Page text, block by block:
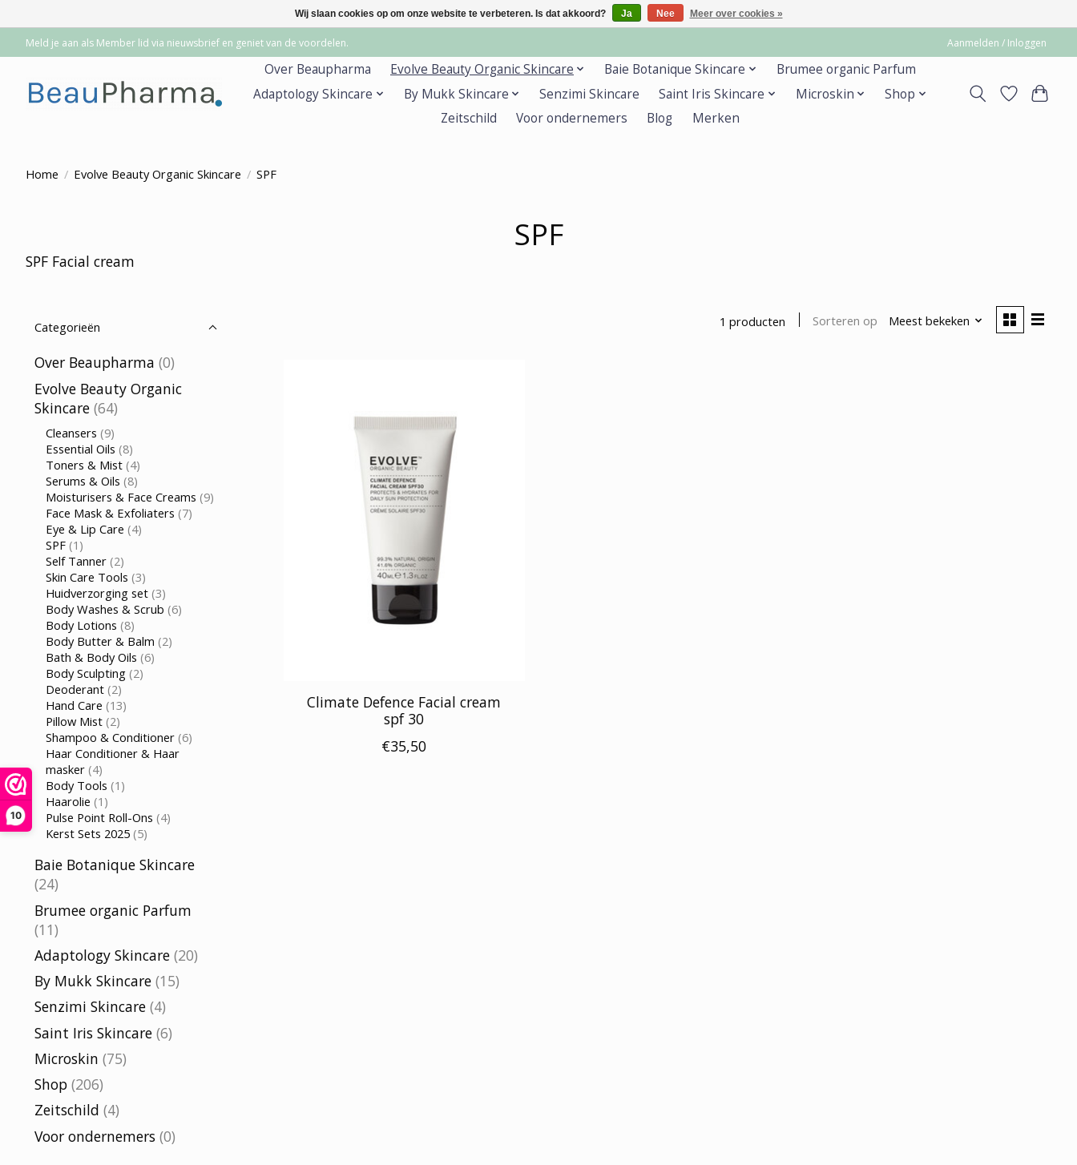
10
Meld je aan als Member lid via nieuwsbrief en geniet van de voordelen. Aanmelden / Inloggen
Over Beaupharma Evolve Beauty Organic Skincare Baie Botanique Skincare
Brumee organic Parfum
Adaptology Skincare
By Mukk Skincare Senzimi Skincare Saint Iris Skincare Microskin
Shop
Zeitschild
Voor ondernemers Blog Merken
Home / Evolve Beauty Organic Skincare / SPF
SPF
SPF Facial cream
Categorieën
Over Beaupharma (0)
Evolve Beauty Organic
Skincare (64)
Cleansers (9)
Essential Oils (8)
Toners & Mist (4)
Serums & Oils (8)
Moisturisers & Face Creams (9)
Face Mask & Exfoliaters (7)
Eye & Lip Care (4)
SPF (1)
Self Tanner (2)
Skin Care Tools (3)
Huidverzorging set (3)
Body Washes & Scrub (6)
Body Lotions (8)
Body Butter & Balm (2)
Bath & Body Oils (6)
Body Sculpting (2)
Deoderant (2)
Hand Care (13)
Pillow Mist (2)
Shampoo & Conditioner (6)
Haar Conditioner & Haar
masker (4)
Body Tools (1)
Haarolie (1)
Pulse Point Roll-Ons (4)
Kerst Sets 2025 (5)
Baie Botanique Skincare
(24)
Brumee organic Parfum
(11)
Adaptology Skincare (20)
By Mukk Skincare (15)
Senzimi Skincare (4)
Saint Iris Skincare (6)
Microskin (75)
Shop (206)
Zeitschild (4)
Voor ondernemers (0)
1 producten Sorteren op Meest bekeken
Climate Defence Facial cream
spf 30
€35,50
Wij slaan cookies op om onze website te verbeteren. Is dat akkoord? Ja Nee Meer over cookies »